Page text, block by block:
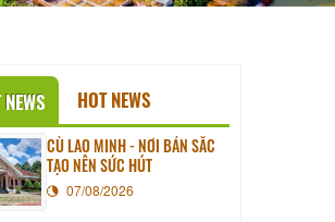
NEWS HOT NEWS
CÙ LAO MINH - NƠI BẢN SẮC
TẠO NÊN SỨC HÚT
07/08/2026